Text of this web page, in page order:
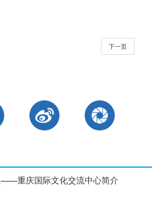
下一页
重庆国际文化交流中心简介